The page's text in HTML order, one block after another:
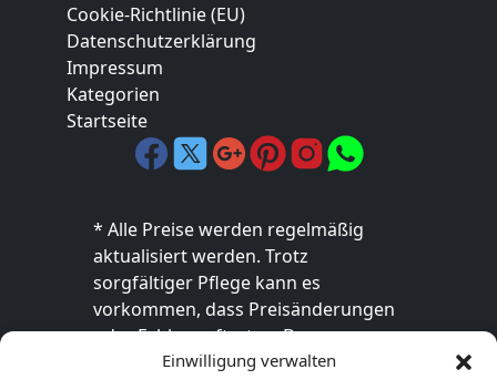
Einwilligung verwalten
Cookie-Richtlinie (EU)
Datenschutzerklärung
Impressum
Kategorien
Startseite
* Alle Preise werden regelmäßig
aktualisiert werden. Trotz
sorgfältiger Pflege kann es
vorkommen, dass Preisänderungen
oder Fehler auftreten. Der
endgültige Preis sowie die